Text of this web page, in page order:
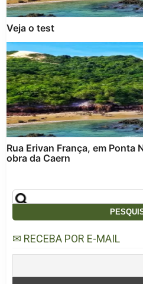
Veja o test
Rua Erivan França, em Ponta
obra da Caern
✉ RECEBA POR E-MAIL